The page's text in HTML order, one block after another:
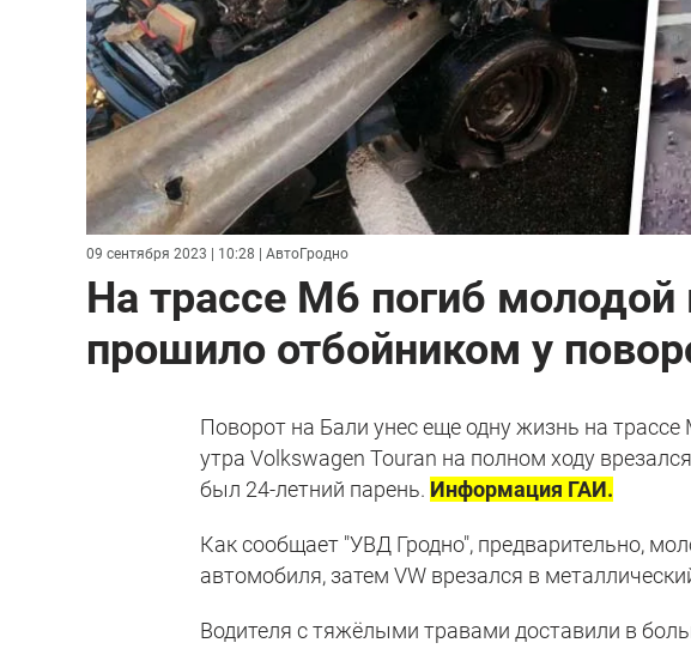
09 сентября 2023 | 10:28 | АвтоГродно
На трассе М6 погиб молодой
прошило отбойником у
Поворот на Бали унес еще одну жизнь на
утра Volkswagen Touran на полном ходу
был 24-летний парень. Информация ГАИ.
Как сообщает "УВД Гродно", предварительно,
автомобиля, затем VW врезался в
Водителя с тяжёлыми травами доставили в